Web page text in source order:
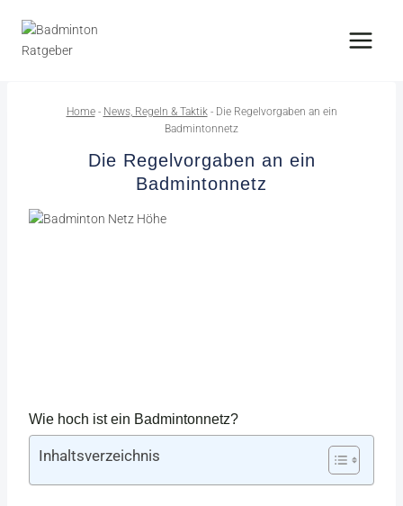
Inhalt
springen
Home- News, Regeln & Taktik- Die Regelvorgaben an ein
Badmintonnetz
Die Regelvorgaben an ein
Badmintonnetz
Wie hoch ist ein Badmintonnetz?
Inhaltsverzeichnis